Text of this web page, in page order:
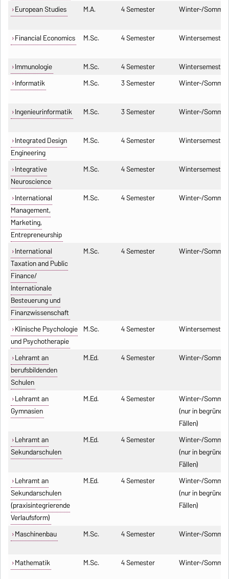
European Studies M.A. 4 Semester Winter-/
Financial Economics M.Sc. 4 Semester Wintersemester
Immunologie M.Sc. 4 Semester
Wintersemester
Informatik
M.Sc. 3 Semester Winter-/
Ingenieurinformatik M.Sc. 3 Semester Winter-/
Integrated Design
Engineering
M.Sc. 4 Semester Wintersemester
Integrative
Neuroscience
M.Sc. 4 Semester Wintersemester
International
Management,
Marketing,
Entrepreneurship
M.Sc. 4 Semester Winter-/
International
Taxation and Public
Finance/
Internationale
Besteuerung und
Finanzwissenschaft
M.Sc. 4 Semester Winter-/
Klinische Psychologie
und Psychotherapie
M.Sc. 4 Semester Wintersemester
Lehramt an
berufsbildenden
Schulen
M.Ed. 4 Semester Winter-/
Lehramt an
Gymnasien
M.Ed. 4 Semester
Winter-/
(nur in
Fällen)
Lehramt an
Sekundarschulen
M.Ed. 4 Semester
Winter-/
(nur in
Fällen)
Lehramt an
Sekundarschulen
(praxisintegrierende
Verlaufsform)
M.Ed. 4 Semester
Winter-/
(nur in
Fällen)
Maschinenbau M.Sc. 4 Semester Winter-/
Mathematik M.Sc. 4 Semester Winter-/